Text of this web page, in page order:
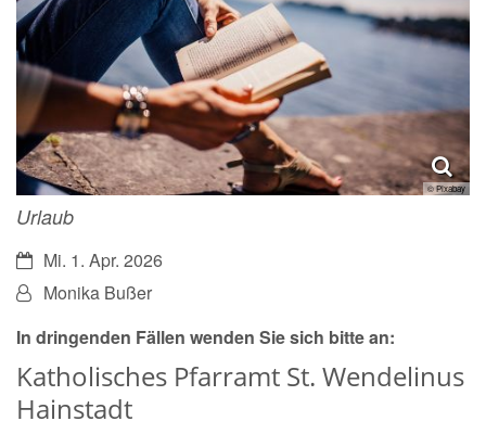
© Pixabay
Urlaub
Datum:Mi. 1. Apr. 2026
Von:Monika Bußer
In dringenden Fällen wenden Sie sich bitte an:
Katholisches Pfarramt St. Wendelinus
Hainstadt